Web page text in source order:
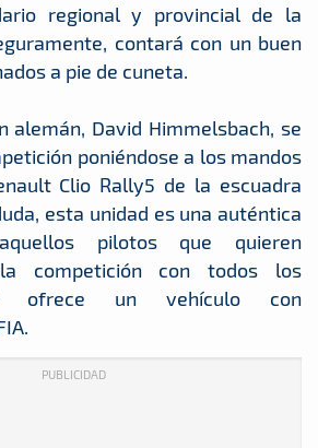
regional y provincial de la
contará con un buen
a pie de cuneta.
alemán, David Himmelsbach, se
poniéndose a los mandos
Clio Rally5 de la escuadra
esta unidad es una auténtica
pilotos que quieren
competición con todos los
ofrece un vehículo con
PUBLICIDAD